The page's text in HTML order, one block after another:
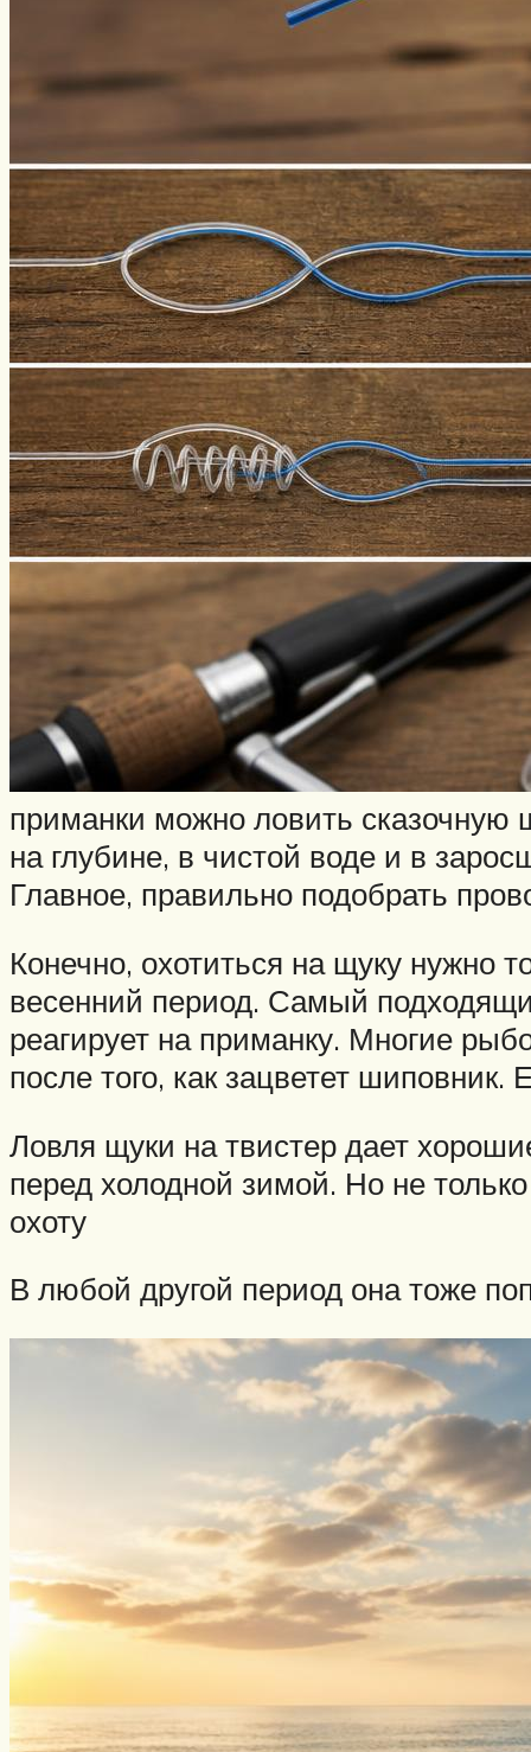
Нахлыст
Снаряжение
Эхолоты
Лодки и моторы
Узлы
Рецепты
Разное
Меню
приманки можно ловить сказочную
на глубине, в чистой воде и в
Главное, правильно подобрать
Конечно, охотиться на щуку нужно
весенний период. Самый
реагирует на приманку. Многие
после того, как зацветет
Ловля щуки на твистер дает
перед холодной зимой. Но не
охоту
В любой другой период она тоже